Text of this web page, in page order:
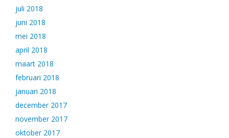
juli 2018
juni 2018
mei 2018
april 2018
maart 2018
februari 2018
januari 2018
december 2017
november 2017
oktober 2017